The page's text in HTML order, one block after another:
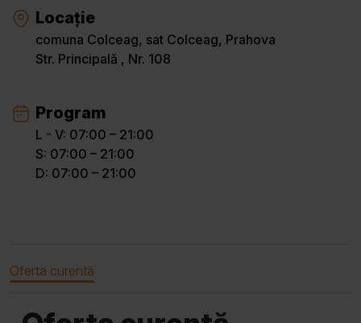
Locație
comuna Colceag, sat Colceag, Prahova
Str. Principală , Nr. 108
Program
L - V: 07:00 – 21:00
S: 07:00 – 21:00
D: 07:00 – 21:00
Oferta curentă